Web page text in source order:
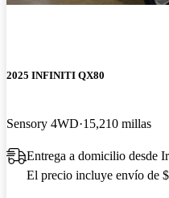
2025 INFINITI QX80
Sensory 4WD 15,210 millas
Entrega a domicilio desde
El precio incluye envío de